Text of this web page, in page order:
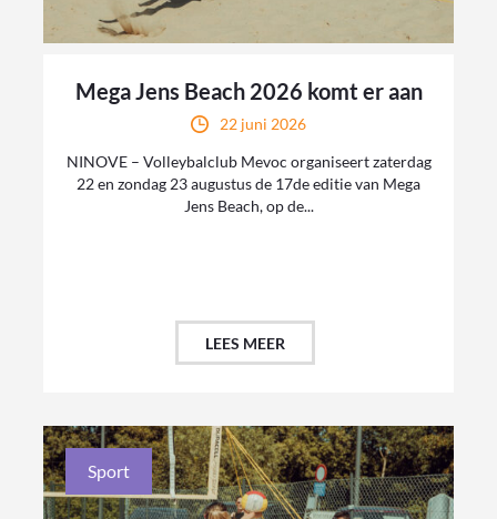
Mega Jens Beach 2026 komt er aan
22 juni 2026
NINOVE – Volleybalclub Mevoc organiseert zaterdag
22 en zondag 23 augustus de 17de editie van Mega
Jens Beach, op de...
LEES MEER
Sport